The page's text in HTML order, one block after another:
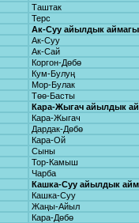
Таштак
Терс
Ак-Суу айылдык аймагы
Ак-Суу
Ак-Сай
Коргон-Дөбө
Кум-Булуң
Мор-Булак
Төө-Басты
Кара-Жыгач айылдык
Кара-Жыгач
Дардак-Дөбө
Кара-Ой
Сыны
Тор-Камыш
Чарба
Кашка-Суу айылдык
Кашка-Суу
Жаңы-Айыл
Кара-Дөбө